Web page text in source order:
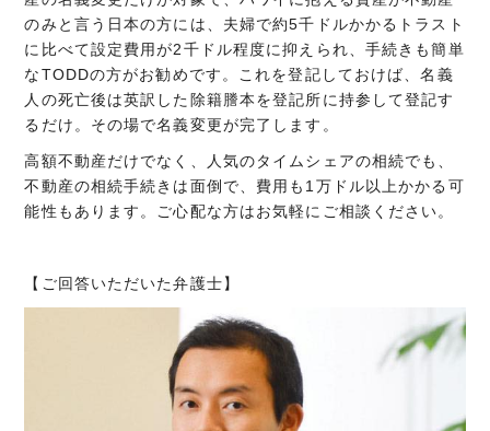
のみと言う日本の方には、夫婦で約5千ドルかかるトラスト
に比べて設定費用が2千ドル程度に抑えられ、手続きも簡単
なTODDの方がお勧めです。これを登記しておけば、名義
人の死亡後は英訳した除籍謄本を登記所に持参して登記す
るだけ。その場で名義変更が完了します。
高額不動産だけでなく、人気のタイムシェアの相続でも、
不動産の相続手続きは面倒で、費用も1万ドル以上かかる可
能性もあります。ご心配な方はお気軽にご相談ください。
【ご回答いただいた弁護士】